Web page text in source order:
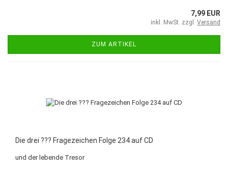
7,99 EUR
inkl. MwSt. zzgl. Versand
ZUM ARTIKEL
Die drei ??? Fragezeichen Folge 234 auf CD
und der lebende Tresor